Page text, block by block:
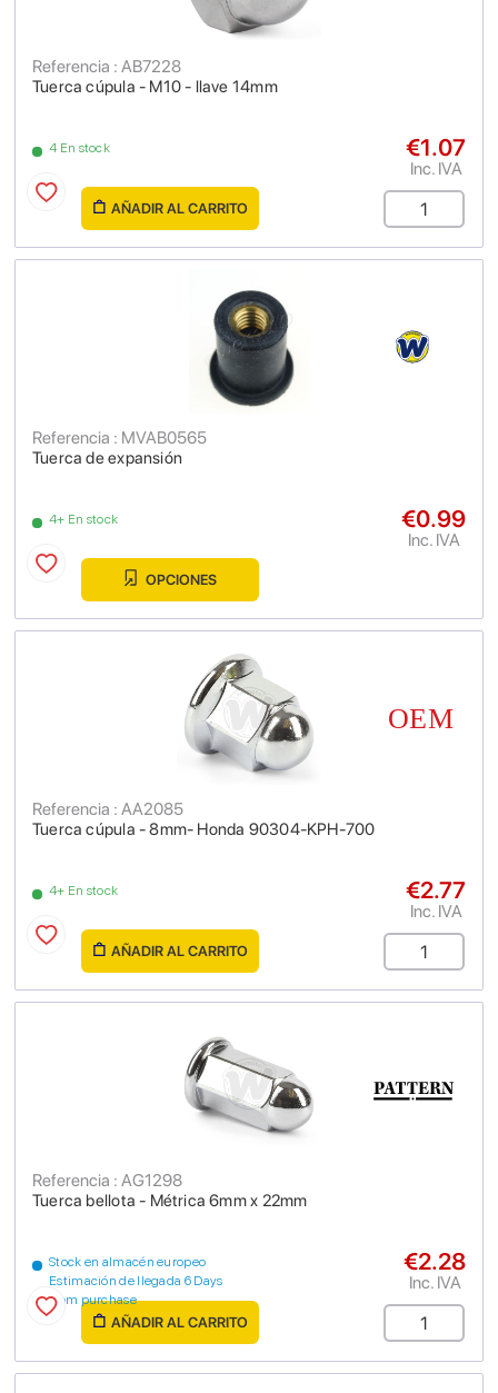
Tuerca cúpula - M10 - llave 14mm
Referencia : AB7228
4 En stock €1.07
Inc. IVA
AÑADIR AL CARRITO
Tuerca de expansión
Referencia : MVAB0565
4+ En stock €0.99
Inc. IVA
OPCIONES
Tuerca cúpula - 8mm- Honda 90304-KPH-700
Referencia : AA2085
4+ En stock €2.77
Inc. IVA
AÑADIR AL CARRITO
Tuerca bellota - Métrica 6mm x 22mm
Referencia : AG1298
Stock en almacén europeo
Estimación de llegada 6 Days
from purchase
€2.28
Inc. IVA
AÑADIR AL CARRITO